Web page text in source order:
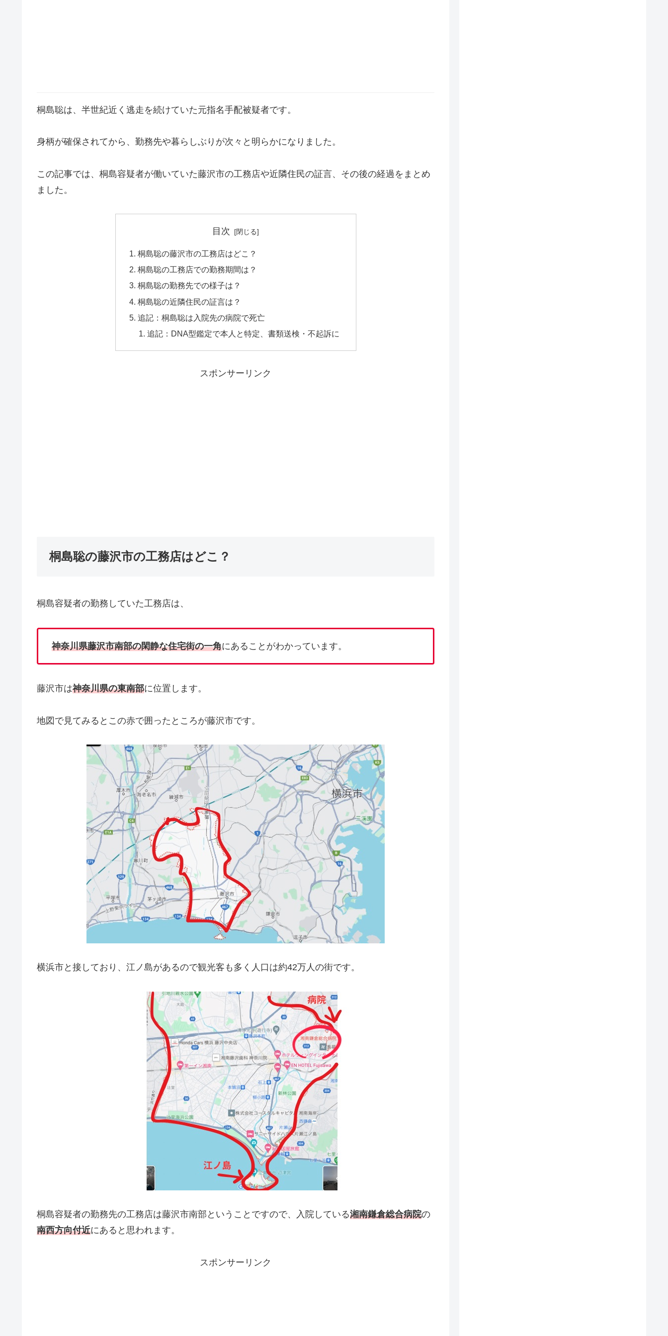
桐島聡は、半世紀近く逃走を続けていた元指名手配被疑者です。
身柄が確保されてから、勤務先や暮らしぶりが次々と明らかになりました。
この記事では、桐島容疑者が働いていた藤沢市の工務店や近隣住民の証言、その後の経過をまとめ
ました。
目次
桐島聡の藤沢市の工務店はどこ？
桐島聡の工務店での勤務期間は？
桐島聡の勤務先での様子は？
桐島聡の近隣住民の証言は？
追記：桐島聡は入院先の病院で死亡
追記：DNA型鑑定で本人と特定、書類送検・不起訴に
スポンサーリンク
桐島聡の藤沢市の工務店はどこ？
桐島容疑者の勤務していた工務店は、
神奈川県藤沢市南部の閑静な住宅街の一角にあることがわかっています。
藤沢市は神奈川県の東南部に位置します。
地図で見てみるとこの赤で囲ったところが藤沢市です。
横浜市と接しており、江ノ島があるので観光客も多く人口は約42万人の街です。
桐島容疑者の勤務先の工務店は藤沢市南部ということですので、入院している湘南鎌倉総合病院の
南西方向付近にあると思われます。
スポンサーリンク